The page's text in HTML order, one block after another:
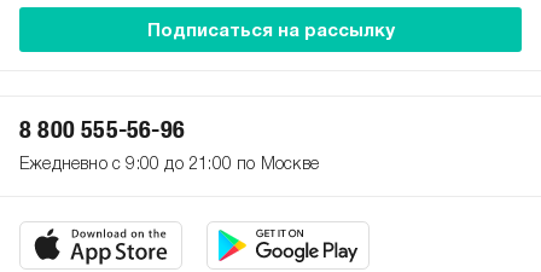
Подписаться на рассылку
8 800 555-56-96
Ежедневно с 9:00 до 21:00 по Москве